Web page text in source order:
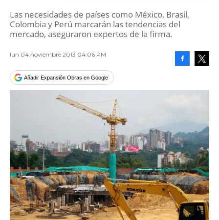
Las necesidades de países como México, Brasil,
Colombia y Perú marcarán las tendencias del
mercado, aseguraron expertos de la firma.
lun 04 noviembre 2013 04:06 PM
Añadir Expansión Obras en Google